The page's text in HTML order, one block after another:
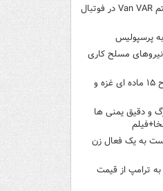
توضیحاتی درباره سیستم Van VAR در فوتبال
پرسپولیس
نیروهای مسلح کاری
مخالفت نتانیاهو با طرح ۱۵ ماده ای غزه و
و دقیق یمنی ها
به یک فعال زن
ترامپ از قیمت